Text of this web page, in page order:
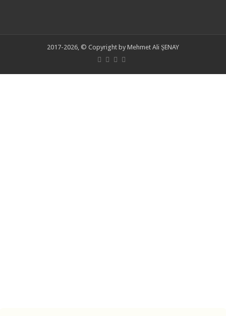
2017-2026, © Copyright by Mehmet Ali ŞENAY